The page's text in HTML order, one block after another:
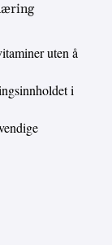
uten å
i